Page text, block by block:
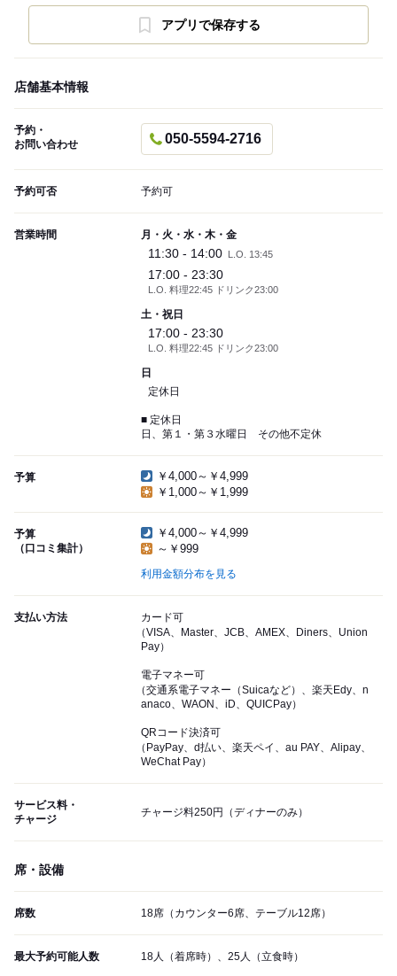
アプリで保存する
店舗基本情報
予約・
お問い合わせ
050-5594-2716
予約可否 予約可
営業時間 月・火・水・木・金
11:30 - 14:00 L.O. 13:45
17:00 - 23:30
L.O. 料理22:45 ドリンク23:00
土・祝日
17:00 - 23:30
L.O. 料理22:45 ドリンク23:00
日
定休日
■ 定休日
日、第１・第３水曜日 その他不定休
予算
￥4,000～￥4,999
￥1,000～￥1,999
予算
（口コミ集計）
￥4,000～￥4,999
～￥999
利用金額分布を見る
支払い方法
カード可
（VISA、Master、JCB、AMEX、Diners、Union
Pay）
電子マネー可
（交通系電子マネー（Suicaなど）、楽天Edy、n
anaco、WAON、iD、QUICPay）
QRコード決済可
（PayPay、d払い、楽天ペイ、au PAY、Alipay、
WeChat Pay）
サービス料・
チャージ
チャージ料250円（ディナーのみ）
席・設備
席数 18席（カウンター6席、テーブル12席）
最大予約可能人数 18人（着席時）、25人（立食時）